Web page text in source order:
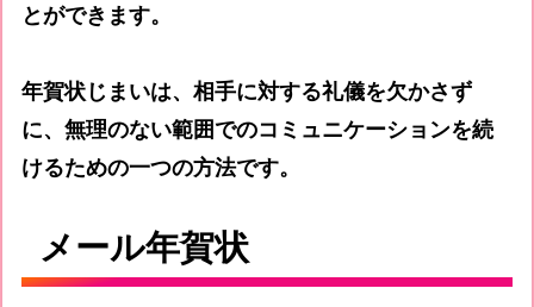
とができます。
年賀状じまいは、相手に対する礼儀を欠かさず
に、無理のない範囲でのコミュニケーションを続
けるための一つの方法です。
メール年賀状